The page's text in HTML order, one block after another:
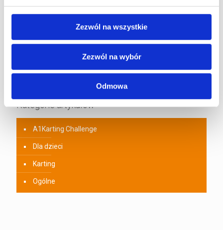
Zezwól na wszystkie
Zezwól na wybór
Odmowa
0
Wakacyjne godziny otwarcia !
Prezent dla kierowcy – najlepsze pomysły
Kategorie artykułów
A1Karting Challenge
Dla dzieci
Karting
Ogólne